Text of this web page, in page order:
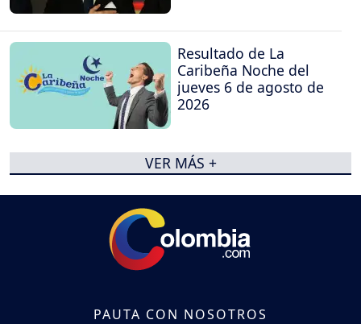
Resultado de La
Caribeña Noche del
jueves 6 de agosto de
2026
VER MÁS +
PAUTA CON NOSOTROS